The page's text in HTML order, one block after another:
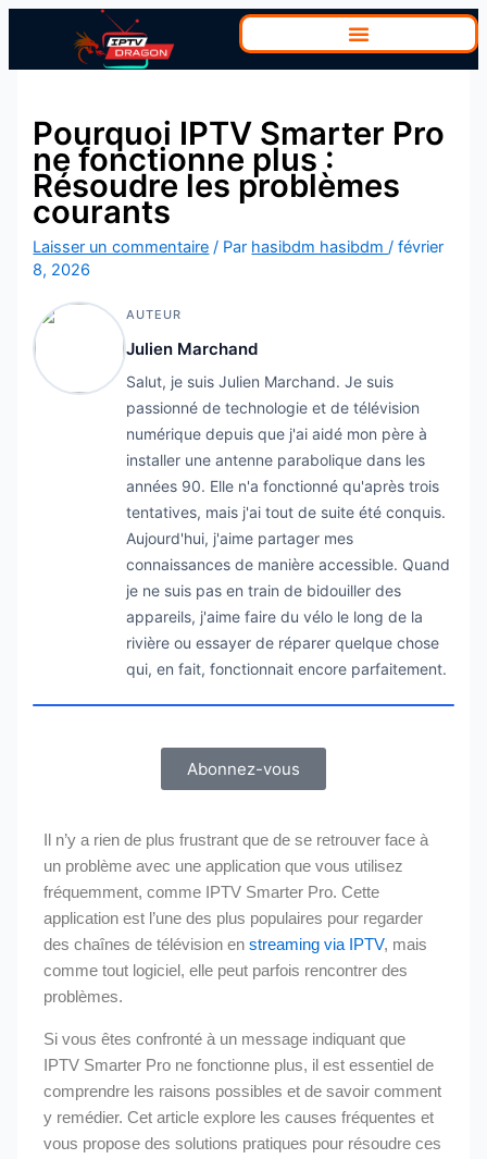
Aller
Pourquoi IPTV Smarter Pro
ne fonctionne plus :
Résoudre les problèmes
courants
Laisser un commentaire / Par hasibdm hasibdm /février
8, 2026
AUTEUR
Julien Marchand
Salut, je suis Julien Marchand. Je suis
passionné de technologie et de télévision
numérique depuis que j'ai aidé mon père à
installer une antenne parabolique dans les
années 90. Elle n'a fonctionné qu'après trois
tentatives, mais j'ai tout de suite été conquis.
Aujourd'hui, j'aime partager mes
connaissances de manière accessible. Quand
je ne suis pas en train de bidouiller des
appareils, j'aime faire du vélo le long de la
rivière ou essayer de réparer quelque chose
qui, en fait, fonctionnait encore parfaitement.
Abonnez-vous
Il n’y a rien de plus frustrant que de se retrouver face à
un problème avec une application que vous utilisez
fréquemment, comme IPTV Smarter Pro. Cette
application est l’une des plus populaires pour regarder
des chaînes de télévision enstreaming via IPTV, mais
comme tout logiciel, elle peut parfois rencontrer des
problèmes.
Si vous êtes confronté à un message indiquant que
IPTV Smarter Pro ne fonctionne plus, il est essentiel de
comprendre les raisons possibles et de savoir comment
y remédier. Cet article explore les causes fréquentes et
vous propose des solutions pratiques pour résoudre ces